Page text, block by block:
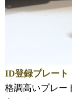
ID登録プレート
格調高いプレー